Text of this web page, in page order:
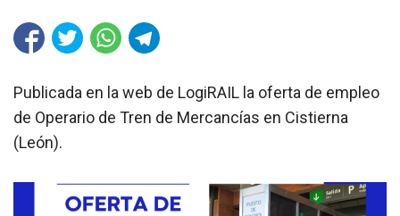
Publicada en la web de LogiRAIL la oferta de empleo
de Operario de Tren de Mercancías en Cistierna
(León).